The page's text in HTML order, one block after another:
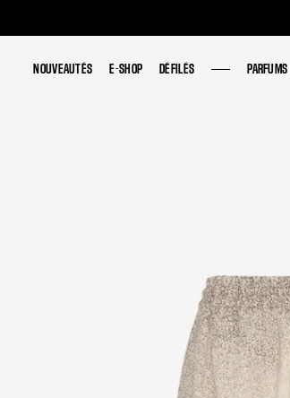
NOUVEAUTÉS E-SHOP DÉFILÉS PARFUMS
NOUVEAUTÉS E-SHOP DÉFILÉS PARFUMS